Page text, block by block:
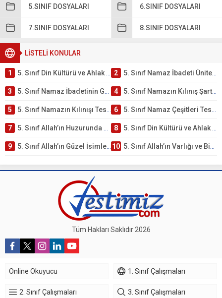
5.SINIF DOSYALARI 6.SINIF DOSYALARI
7.SINIF DOSYALARI 8.SINIF DOSYALARI
LİSTELİ KONULAR
1 5. Sınıf Din Kültürü ve Ahlak Bilgisi 2. Ünite: Namaz İbadeti Çalışmaları 2 5. Sınıf Namaz İbadeti Ünite Testi – Online Çöz
3 5. Sınıf Namaz İbadetinin Getirdiği Faydalar Testi 4 5. Sınıf Namazın Kılınış Şartları Testi
5 5. Sınıf Namazın Kılınışı Testi – Online Çöz 6 5. Sınıf Namaz Çeşitleri Testi – Online Çöz
7 5. Sınıf Allah’ın Huzurunda Olmak – Namaz İbadeti Testi 8 5. Sınıf Din Kültürü ve Ahlak Bilgisi 1. Ünite: Allah İnancı Çalışmaları
9 5. Sınıf Allah’ın Güzel İsimleri Testi – Online Çöz 10 5. Sınıf Allah’ın Varlığı ve Birliği Testi – Online Çöz
Tüm Hakları Saklıdır 2026
Online Okuyucu 1. Sınıf Çalışmaları
2. Sınıf Çalışmaları 3. Sınıf Çalışmaları